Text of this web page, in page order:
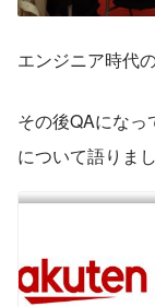
エンジニア時代
その後QAにな
について語りま